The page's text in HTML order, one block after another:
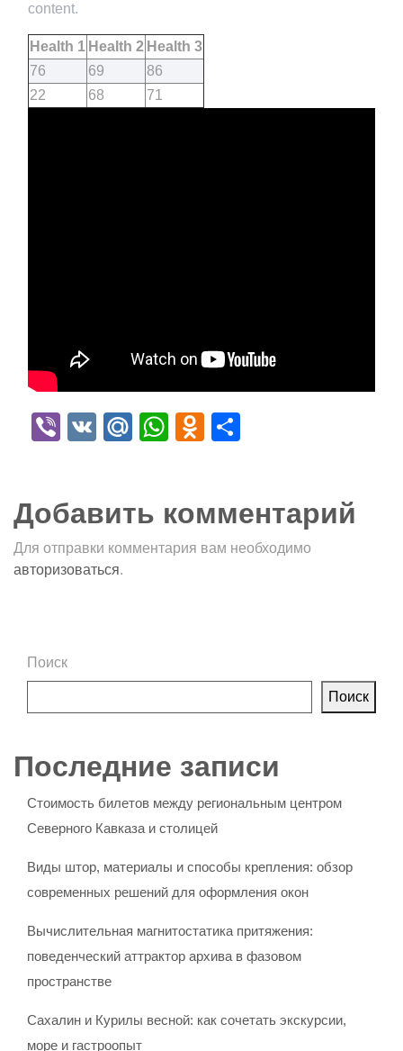
content.
Health 1 Health 2 Health 3
76
69
86
22
68 71
Viber
VK Mail.Ru
WhatsApp
Odnoklassniki
Добавить комментарий
Для отправки комментария вам необходимо
авторизоваться.
Поиск
Поиск
Последние записи
Стоимость билетов между региональным центром
Северного Кавказа и столицей
Виды штор, материалы и способы крепления: обзор
современных решений для оформления окон
Вычислительная магнитостатика притяжения:
поведенческий аттрактор архива в фазовом
пространстве
Сахалин и Курилы весной: как сочетать экскурсии,
море и гастроопыт